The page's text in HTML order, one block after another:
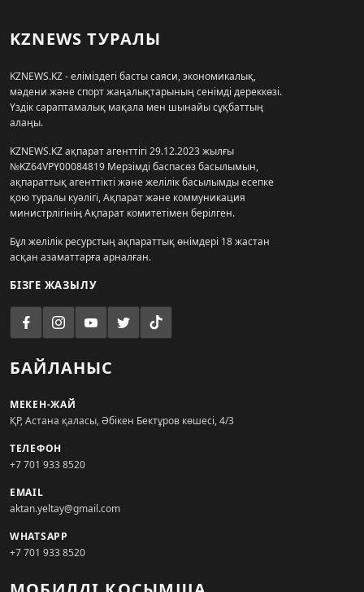
KZNEWS ТУРАЛЫ
KZNEWS.KZ - еліміздегі басты саяси, экономикалық,
мәдени және спорт жаңалықтарының сенімді дереккөзі.
Үздік сараптамалық мақала мен шынайы сұқбаттың
алаңы.
KZNEWS.KZ ақпарат агенттігі 29.12.2023 жылғы
№KZ64VPY00084819 Мерзімді баспасөз басылымын,
ақпараттық агенттікті және желілік басылымды есепке
қою туралы куәлігі, Ақпарат және коммуникация
министрлігінің Ақпарат комитетімен берілген.
Бұл желілік ресурстың ақпараттық өнімдері 18 жастан
асқан азаматтарға арналған.
БІЗГЕ ЖАЗЫЛУ
БАЙЛАНЫС
МЕКЕН-ЖАЙ
ҚР, Астана қаласы, Әбікен Бектұров көшесі, 4/3
ТЕЛЕФОН
+7 701 933 8520
EMAIL
aktan.yeltay@gmail.com
WHATSAPP
+7 701 933 8520